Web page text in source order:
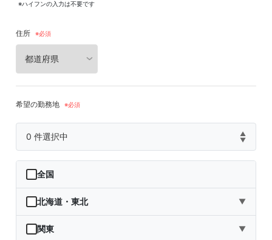
※ハイフンの入力は不要です
住所
希望の勤務地
0 件選択中
▲
▼
全国
北海道・東北 ▼
北海道
関東 ▼